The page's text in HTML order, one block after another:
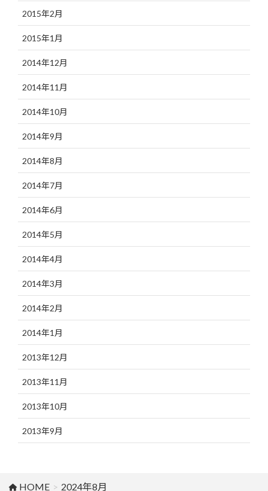
2015年2月
2015年1月
2014年12月
2014年11月
2014年10月
2014年9月
2014年8月
2014年7月
2014年6月
2014年5月
2014年4月
2014年3月
2014年2月
2014年1月
2013年12月
2013年11月
2013年10月
2013年9月
HOME 2024年8月